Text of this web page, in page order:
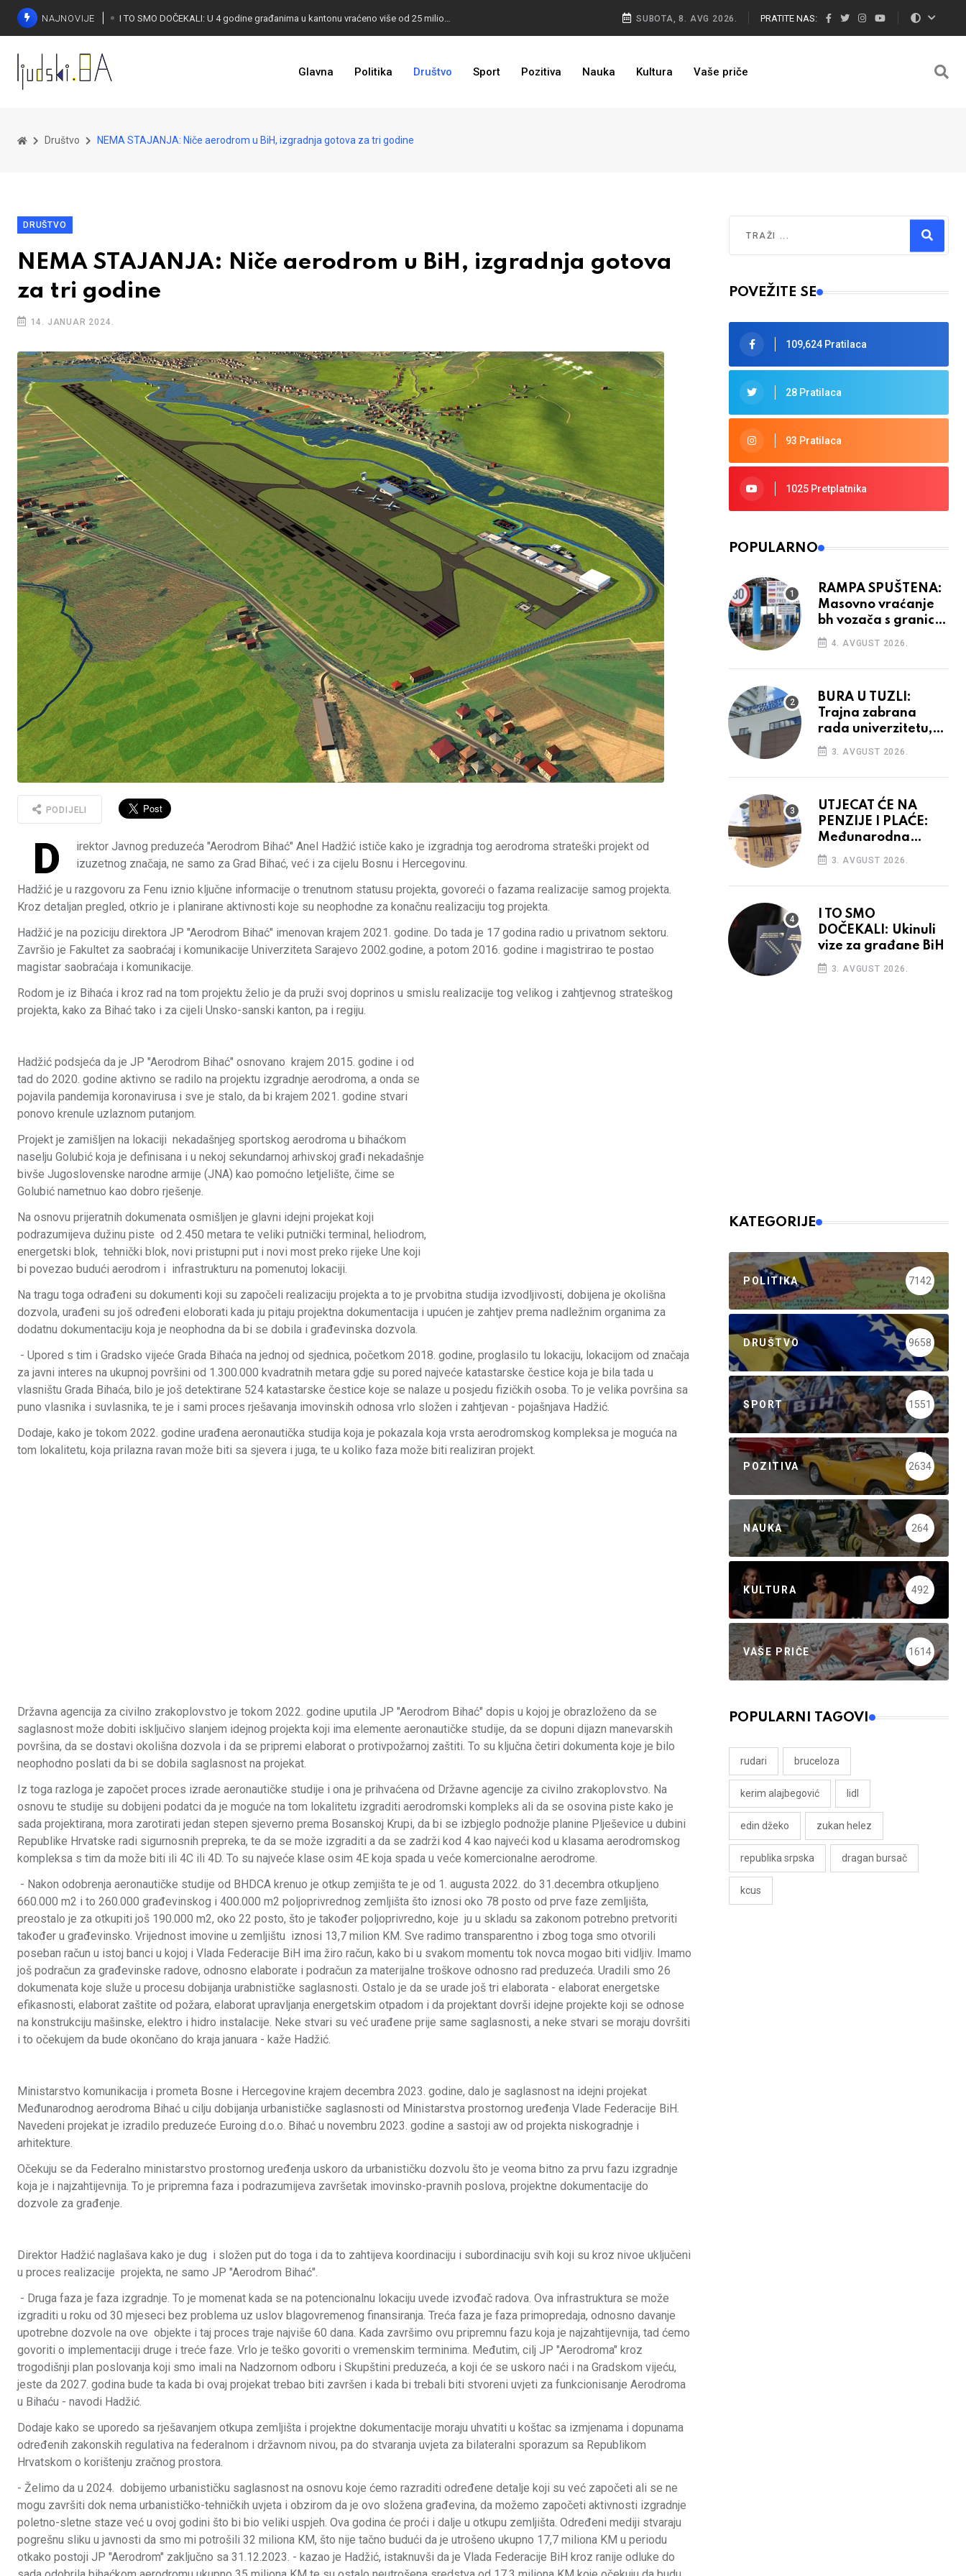
NAJNOVIJE
KONAKOVIĆ PALI ALARM: Otvoreno pismo UN-u
SUBOTA, 8. AVG 2026. PRATITE NAS:
Glavna Politika Društvo Sport Pozitiva Nauka Kultura Vaše priče
Društvo NEMA STAJANJA: Niče aerodrom u BiH, izgradnja gotova za tri godine
DRUŠTVO
NEMA STAJANJA: Niče aerodrom u BiH, izgradnja gotova
za tri godine
14. JANUAR 2024.
PODIJELI
D
irektor Javnog preduzeća "Aerodrom Bihać" Anel Hadžić ističe kako je izgradnja tog aerodroma strateški projekt od
izuzetnog značaja, ne samo za Grad Bihać, već i za cijelu Bosnu i Hercegovinu.
Hadžić je u razgovoru za Fenu iznio ključne informacije o trenutnom statusu projekta, govoreći o fazama realizacije samog projekta.
Kroz detaljan pregled, otkrio je i planirane aktivnosti koje su neophodne za konačnu realizaciju tog projekta.
Hadžić je na poziciju direktora JP "Aerodrom Bihać" imenovan krajem 2021. godine. Do tada je 17 godina radio u privatnom sektoru.
Završio je Fakultet za saobraćaj i komunikacije Univerziteta Sarajevo 2002.godine, a potom 2016. godine i magistrirao te postao
magistar saobraćaja i komunikacije.
Rodom je iz Bihaća i kroz rad na tom projektu želio je da pruži svoj doprinos u smislu realizacije tog velikog i zahtjevnog strateškog
projekta, kako za Bihać tako i za cijeli Unsko-sanski kanton, pa i regiju.
Hadžić podsjeća da je JP "Aerodrom Bihać" osnovano krajem 2015. godine i od
tad do 2020. godine aktivno se radilo na projektu izgradnje aerodroma, a onda se
pojavila pandemija koronavirusa i sve je stalo, da bi krajem 2021. godine stvari
ponovo krenule uzlaznom putanjom.
Projekt je zamišljen na lokaciji nekadašnjeg sportskog aerodroma u bihaćkom
naselju Golubić koja je definisana i u nekoj sekundarnoj arhivskoj građi nekadašnje
bivše Jugoslovenske narodne armije (JNA) kao pomoćno letjelište, čime se
Golubić nametnuo kao dobro rješenje.
Na osnovu prijeratnih dokumenata osmišljen je glavni idejni projekat koji
podrazumijeva dužinu piste od 2.450 metara te veliki putnički terminal, heliodrom,
energetski blok, tehnički blok, novi pristupni put i novi most preko rijeke Une koji
bi povezao budući aerodrom i infrastrukturu na pomenutoj lokaciji.
Na tragu toga odrađeni su dokumenti koji su započeli realizaciju projekta a to je prvobitna studija izvodljivosti, dobijena je okolišna
dozvola, urađeni su još određeni eloborati kada ju pitaju projektna dokumentacija i upućen je zahtjev prema nadležnim organima za
dodatnu dokumentaciju koja je neophodna da bi se dobila i građevinska dozvola.
- Upored s tim i Gradsko vijeće Grada Bihaća na jednoj od sjednica, početkom 2018. godine, proglasilo tu lokaciju, lokacijom od značaja
za javni interes na ukupnoj površini od 1.300.000 kvadratnih metara gdje su pored najveće katastarske čestice koja je bila tada u
vlasništu Grada Bihaća, bilo je još detektirane 524 katastarske čestice koje se nalaze u posjedu fizičkih osoba. To je velika površina sa
puno vlasnika i suvlasnika, te je i sami proces rješavanja imovinskih odnosa vrlo složen i zahtjevan - pojašnjava Hadžić.
Dodaje, kako je tokom 2022. godine urađena aeronautička studija koja je pokazala koja vrsta aerodromskog kompleksa je moguća na
tom lokalitetu, koja prilazna ravan može biti sa sjevera i juga, te u koliko faza može biti realiziran projekt.
Državna agencija za civilno zrakoplovstvo je tokom 2022. godine uputila JP "Aerodrom Bihać" dopis u kojoj je obrazloženo da se
saglasnost može dobiti isključivo slanjem idejnog projekta koji ima elemente aeronautičke studije, da se dopuni dijazn manevarskih
površina, da se dostavi okolišna dozvola i da se pripremi elaborat o protivpožarnoj zaštiti. To su ključna četiri dokumenta koje je bilo
neophodno poslati da bi se dobila saglasnost na projekat.
Iz toga razloga je započet proces izrade aeronautičke studije i ona je prihvaćena od Državne agencije za civilno zrakoplovstvo. Na
osnovu te studije su dobijeni podatci da je moguće na tom lokalitetu izgraditi aerodromski kompleks ali da se osovina piste kako je
sada projektirana, mora zarotirati jedan stepen sjeverno prema Bosanskoj Krupi, da bi se izbjeglo podnožje planine Plješevice u dubini
Republike Hrvatske radi sigurnosnih prepreka, te da se može izgraditi a da se zadrži kod 4 kao najveći kod u klasama aerodromskog
kompleksa s tim da može biti ili 4C ili 4D. To su najveće klase osim 4E koja spada u veće komercionalne aerodrome.
- Nakon odobrenja aeronautičke studije od BHDCA krenuo je otkup zemjišta te je od 1. augusta 2022. do 31.decembra otkupljeno
660.000 m2 i to 260.000 građevinskog i 400.000 m2 poljoprivrednog zemljišta što iznosi oko 78 posto od prve faze zemljišta,
preostalo je za otkupiti još 190.000 m2, oko 22 posto, što je također poljoprivredno, koje ju u skladu sa zakonom potrebno pretvoriti
također u građevinsko. Vrijednost imovine u zemljištu iznosi 13,7 milion KM. Sve radimo transparentno i zbog toga smo otvorili
poseban račun u istoj banci u kojoj i Vlada Federacije BiH ima žiro račun, kako bi u svakom momentu tok novca mogao biti vidljiv. Imamo
još podračun za građevinske radove, odnosno elaborate i podračun za materijalne troškove odnosno rad preduzeća. Uradili smo 26
dokumenata koje služe u procesu dobijanja urabnističke saglasnosti. Ostalo je da se urade još tri elaborata - elaborat energetske
efikasnosti, elaborat zaštite od požara, elaborat upravljanja energetskim otpadom i da projektant dovrši idejne projekte koji se odnose
na konstrukciju mašinske, elektro i hidro instalacije. Neke stvari su već urađene prije same saglasnosti, a neke stvari se moraju dovršiti
i to očekujem da bude okončano do kraja januara - kaže Hadžić.
Ministarstvo komunikacija i prometa Bosne i Hercegovine krajem decembra 2023. godine, dalo je saglasnost na idejni projekat
Međunarodnog aerodroma Bihać u cilju dobijanja urbanističke saglasnosti od Ministarstva prostornog uređenja Vlade Federacije BiH.
Navedeni projekat je izradilo preduzeće Euroing d.o.o. Bihać u novembru 2023. godine a sastoji aw od projekta niskogradnje i
arhitekture.
Očekuju se da Federalno ministarstvo prostornog uređenja uskoro da urbanističku dozvolu što je veoma bitno za prvu fazu izgradnje
koja je i najzahtijevnija. To je pripremna faza i podrazumijeva završetak imovinsko-pravnih poslova, projektne dokumentacije do
dozvole za građenje.
Direktor Hadžić naglašava kako je dug i složen put do toga i da to zahtijeva koordinaciju i subordinaciju svih koji su kroz nivoe uključeni
u proces realizacije projekta, ne samo JP "Aerodrom Bihać".
- Druga faza je faza izgradnje. To je momenat kada se na potencionalnu lokaciju uvede izvođač radova. Ova infrastruktura se može
izgraditi u roku od 30 mjeseci bez problema uz uslov blagovremenog finansiranja. Treća faza je faza primopredaja, odnosno davanje
upotrebne dozvole na ove objekte i taj proces traje najviše 60 dana. Kada završimo ovu pripremnu fazu koja je najzahtijevnija, tad ćemo
govoriti o implementaciji druge i treće faze. Vrlo je teško govoriti o vremenskim terminima. Međutim, cilj JP "Aerodroma" kroz
trogodišnji plan poslovanja koji smo imali na Nadzornom odboru i Skupštini preduzeća, a koji će se uskoro naći i na Gradskom vijeću,
jeste da 2027. godina bude ta kada bi ovaj projekat trebao biti završen i kada bi trebali biti stvoreni uvjeti za funkcionisanje Aerodroma
u Bihaću - navodi Hadžić.
Dodaje kako se uporedo sa rješavanjem otkupa zemljišta i projektne dokumentacije moraju uhvatiti u koštac sa izmjenama i dopunama
određenih zakonskih regulativa na federalnom i državnom nivou, pa do stvaranja uvjeta za bilateralni sporazum sa Republikom
Hrvatskom o korištenju zračnog prostora.
- Želimo da u 2024. dobijemo urbanističku saglasnost na osnovu koje ćemo razraditi određene detalje koji su već započeti ali se ne
mogu završiti dok nema urbanističko-tehničkih uvjeta i obzirom da je ovo složena građevina, da možemo započeti aktivnosti izgradnje
poletno-sletne staze već u ovoj godini što bi bio veliki uspjeh. Ova godina će proći i dalje u otkupu zemljišta. Određeni mediji stvaraju
pogrešnu sliku u javnosti da smo mi potrošili 32 miliona KM, što nije tačno budući da je utrošeno ukupno 17,7 miliona KM u periodu
otkako postoji JP "Aerodrom" zaključno sa 31.12.2023. - kazao je Hadžić, istaknuvši da je Vlada Federacije BiH kroz ranije odluke do
Type 2 or more characters for results.
POVEŽITE SE
109,624 Pratilaca
28 Pratilaca
93 Pratilaca
1025 Pretplatnika
POPULARNO
RAMPA SPUŠTENA:
Masovno vraćanje
bh vozača s granica
EU, protesti na
vidiku
4. AVGUST 2026.
BURA U TUZLI:
Trajna zabrana
rada univerzitetu,
provedba sudskih
odluka
3. AVGUST 2026.
UTJECAT ĆE NA
PENZIJE I PLAĆE:
Međunarodna
agencija potvrdila
kreditni rejting BiH
3. AVGUST 2026.
I TO SMO
DOČEKALI: Ukinuli
vize za građane BiH
3. AVGUST 2026.
KATEGORIJE
POLITIKA 7142
DRUŠTVO 9658
SPORT 1551
POZITIVA 2634
NAUKA 264
KULTURA 492
VAŠE PRIČE 1614
POPULARNI TAGOVI
rudari bruceloza
kerim alajbegović lidl
edin džeko zukan helez
republika srpska dragan bursač
kcus